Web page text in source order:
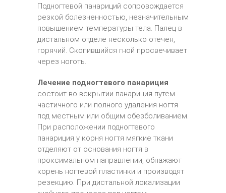
Подногтевой панариций сопровождается
резкой болезненностью, незначительным
повышением температуры тела. Палец в
дистальном отделе несколько отечен,
горячий. Скопившийся гной просвечивает
через ноготь.
Лечение подногтевого панариция
состоит во вскрытии панариция путем
частичного или полного удаления ногтя
под местным или общим обезболиванием.
При расположении подногтевого
панариция у корня ногтя мягкие ткани
отделяют от основания ногтя в
проксимальном направлении, обнажают
корень ногтевой пластинки и производят
резекцию. При дистальной локализации